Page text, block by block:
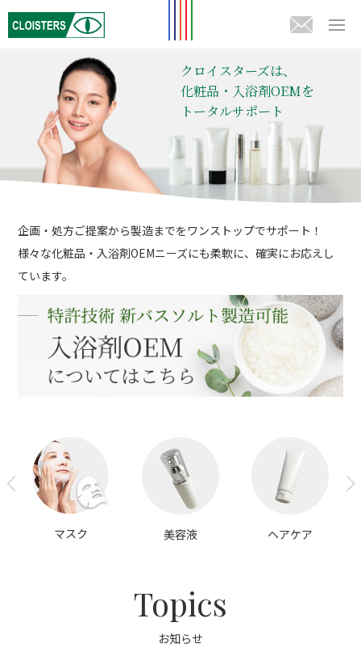
クロイスターズは、
化粧品・入浴剤OEMを
トータルサポート
企画・処方ご提案から製造までをワンストップでサポート！
様々な化粧品・入浴剤OEMニーズにも柔軟に、確実にお応えし
ています。
マスク 美容液 ヘアケア
Topics
お知らせ